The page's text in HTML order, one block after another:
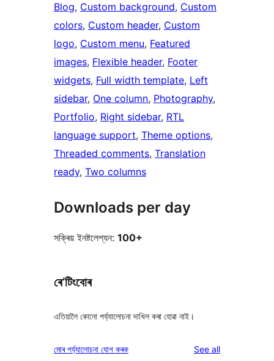
Blog, Custom background, Custom
colors, Custom header, Custom
logo, Custom menu, Featured
images, Flexible header, Footer
widgets, Full width template, Left
sidebar, One column, Photography
Portfolio, Right sidebar, RTL
language support, Theme options
Threaded comments, Translation
ready, Two columns
Downloads per day
সক্ৰিয় ইনষ্টলেশ্যন: 100+
ৰে’টিংবোৰ
এতিয়ালৈ কোনো পৰ্য্যালোচনা দাখিল কৰা হোৱা নাই।
মোৰ পৰ্য্যালোচনা যোগ কৰক See allreviews